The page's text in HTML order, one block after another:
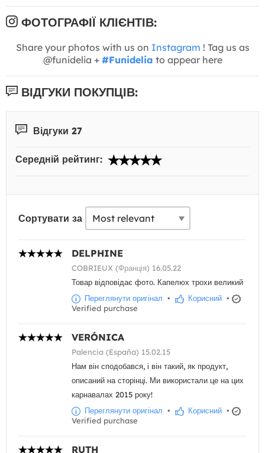
ФОТОГРАФІЇ КЛІЄНТІВ:
Share your photos with us on Instagram ! Tag us as
@funidelia + #Funidelia to appear here
ВІДГУКИ ПОКУПЦІВ:
Відгуки 27
Середній рейтинг:
Сортувати за
DELPHINE
COBRIEUX (Франція) 16.05.22
Товар відповідає фото. Капелюх трохи великий
Переглянути оригінал • Корисний •
Verified purchase
VERÓNICA
Palencia (España) 15.02.15
Нам він сподобався, і він такий, як продукт,
описаний на сторінці. Ми використали це на цих
карнавалах 2015 року!
Переглянути оригінал • Корисний •
Verified purchase
RUTH